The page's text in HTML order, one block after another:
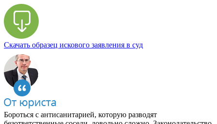
Скачать образец искового заявления в суд
Бороться с антисанитарией, которую разводят